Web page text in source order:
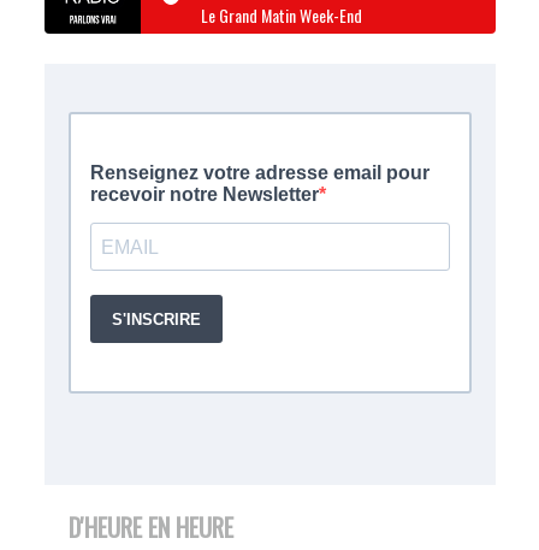
Le Grand Matin Week-End
D'HEURE EN HEURE